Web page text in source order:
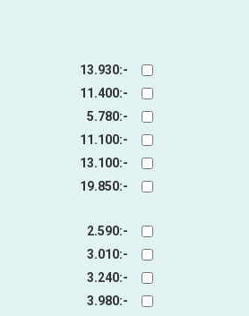
13.930:-
11.400:-
5.780:-
11.100:-
13.100:-
19.850:-
2.590:-
3.010:-
3.240:-
3.980:-